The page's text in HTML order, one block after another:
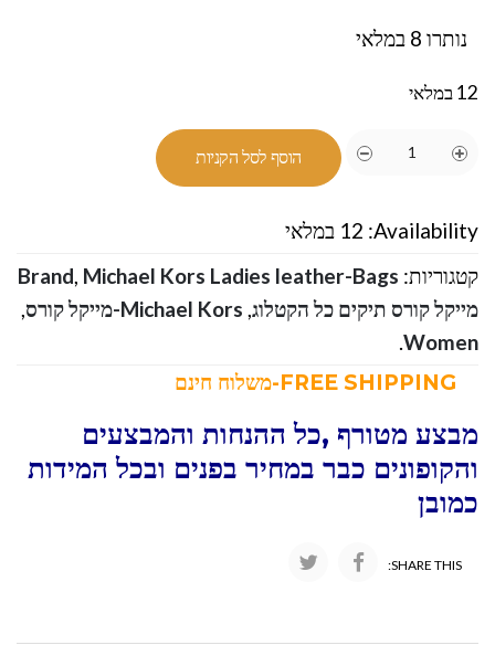
נותרו 8 במלאי
12 במלאי
הוסף לסל הקניות
Availability: 12 במלאי
קטגוריות:
Brand, Michael Kors Ladies leather-Bags
מייקל קורס תיקים כל הקטלוג, Michael Kors-מייקל קורס
,
Women
.
מבצע מטורף ,כל ההנחות והמבצעים
והקופונים כבר במחיר בפנים ובכל המידות
כמובן
SHARE THIS: